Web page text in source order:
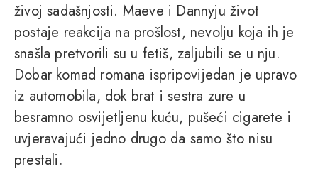
živoj sadašnjosti. Maeve i Dannyju život
postaje reakcija na prošlost, nevolju koja ih je
snašla pretvorili su u fetiš, zaljubili se u nju.
Dobar komad romana ispripovijedan je upravo
iz automobila, dok brat i sestra zure u
besramno osvijetljenu kuću, pušeći cigarete i
uvjeravajući jedno drugo da samo što nisu
prestali.